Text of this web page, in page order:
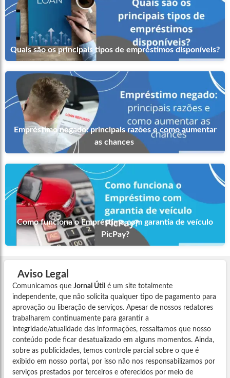
Quais são os principais tipos de empréstimos disponíveis?
Empréstimo negado: principais razões e como aumentar
as chances
Como funciona o Empréstimo com garantia de veículo
PicPay?
Aviso Legal
Comunicamos que Jornal Útil é um site totalmente
independente, que não solicita qualquer tipo de pagamento para
aprovação ou liberação de serviços. Apesar de nossos redatores
trabalharem continuamente para garantir a
integridade/atualidade das informações, ressaltamos que nosso
conteúdo pode ficar desatualizado em alguns momentos. Ainda,
sobre as publicidades, temos controle parcial sobre o que é
exibido em nosso portal, por isso não nos responsabilizamos por
serviços prestados por terceiros e oferecidos por meio de